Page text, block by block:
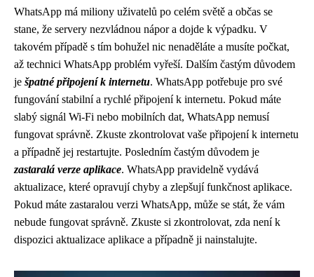
WhatsApp má miliony uživatelů po celém světě a občas se
stane, že servery nezvládnou nápor a dojde k výpadku. V
takovém případě s tím bohužel nic nenaděláte a musíte počkat,
až technici WhatsApp problém vyřeší. Dalším častým důvodem
je špatné připojení k internetu. WhatsApp potřebuje pro své
fungování stabilní a rychlé připojení k internetu. Pokud máte
slabý signál Wi-Fi nebo mobilních dat, WhatsApp nemusí
fungovat správně. Zkuste zkontrolovat vaše připojení k internetu
a případně jej restartujte. Posledním častým důvodem je
zastaralá verze aplikace. WhatsApp pravidelně vydává
aktualizace, které opravují chyby a zlepšují funkčnost aplikace.
Pokud máte zastaralou verzi WhatsApp, může se stát, že vám
nebude fungovat správně. Zkuste si zkontrolovat, zda není k
dispozici aktualizace aplikace a případně ji nainstalujte.